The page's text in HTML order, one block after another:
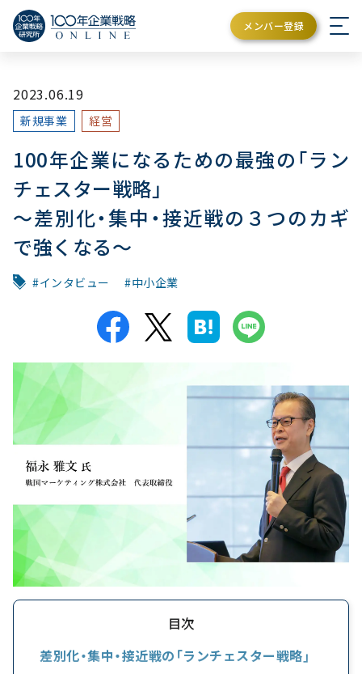
メンバー登録
2023.06.19
新規事業 経営
100年企業になるための最強の「ラン
チェスター戦略」
〜差別化・集中・接近戦の３つのカギ
で強くなる〜
インタビュー 中小企業
目次
差別化・集中・接近戦の「ランチェスター戦略」